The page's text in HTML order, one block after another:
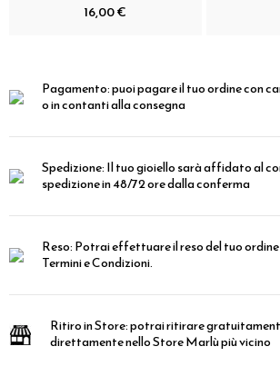
16,00 €
Pagamento:puoi pagare il tuo ordine con
o in contanti alla consegna
Spedizione:Il tuo gioiello sarà affidato al
spedizione in 48/72 ore dalla conferma
Reso:Potrai effettuare il reso del tuo
Termini e Condizioni.
Ritiro in Store:potrai ritirare
direttamente nello Store Marlù più vicino